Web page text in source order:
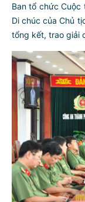
Ban tổ chức Cuộc
Di chúc của Chủ
tổng kết, trao giải
Đối với tự
Đối với đồng